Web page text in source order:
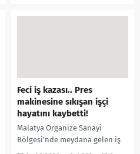
Feci iş kazası.. Pres
makinesine sıkışan işçi
hayatını kaybetti!
Malatya Organize Sanayi
Bölgesi’nde meydana gelen iş
kazasında, pres makinesine